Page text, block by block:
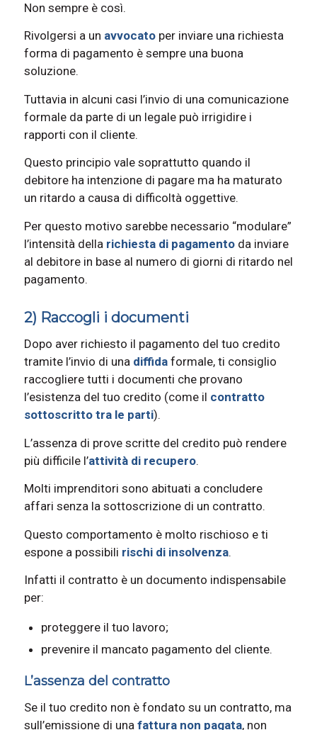
Non sempre è così.
Rivolgersi a un avvocatoper inviare una richiesta
forma di pagamento è sempre una buona
soluzione.
Tuttavia in alcuni casi l’invio di una comunicazione
formale da parte di un legale può irrigidire i
rapporti con il cliente.
Questo principio vale soprattutto quando il
debitore ha intenzione di pagare ma ha maturato
un ritardo a causa di difficoltà oggettive.
Per questo motivo sarebbe necessario “modulare”
l’intensità della richiesta di pagamentoda inviare
al debitore in base al numero di giorni di ritardo nel
pagamento.
2) Raccogli i documenti
Dopo aver richiesto il pagamento del tuo credito
tramite l’invio di una diffidaformale, ti consiglio
raccogliere tutti i documenti che provano
l’esistenza del tuo credito (come il contratto
sottoscritto tra le parti).
L’assenza di prove scritte del credito può rendere
più difficile l’attività di recupero.
Molti imprenditori sono abituati a concludere
affari senza la sottoscrizione di un contratto.
Questo comportamento è molto rischioso e ti
espone a possibili rischi di insolvenza.
Infatti il contratto è un documento indispensabile
per:
proteggere il tuo lavoro;
prevenire il mancato pagamento del cliente.
L’assenza del contratto
Se il tuo credito non è fondato su un contratto, ma
sull’emissione di una fattura non pagata, non